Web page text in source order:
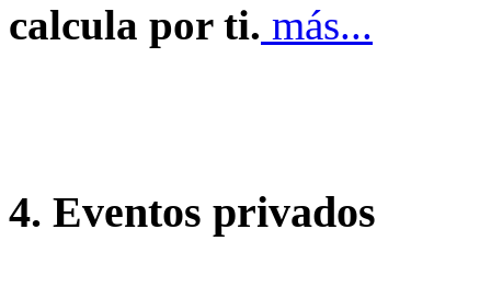
calcula por ti. más...
4. Eventos privados